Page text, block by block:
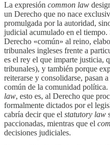
La expresión common law
un Derecho que no nace
promulgada por la autoridad,
judicial acumulado en el tiempo.
Derecho «común» al reino,
tribunales ingleses frente a
es el rey el que imparte justicia,
tribunales), y también porque
reiterarse y consolidarse, pasan
común de la comunidad política.
law, esto es, al Derecho que
formalmente dictados por el
cabría decir que el statutory law
paccionadas, mientras que el
decisiones judiciales.